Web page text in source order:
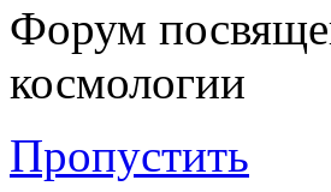
Форум
космологии
Пропустить